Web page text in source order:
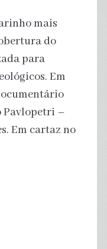
mais
do
para
Em
–
Em cartaz no